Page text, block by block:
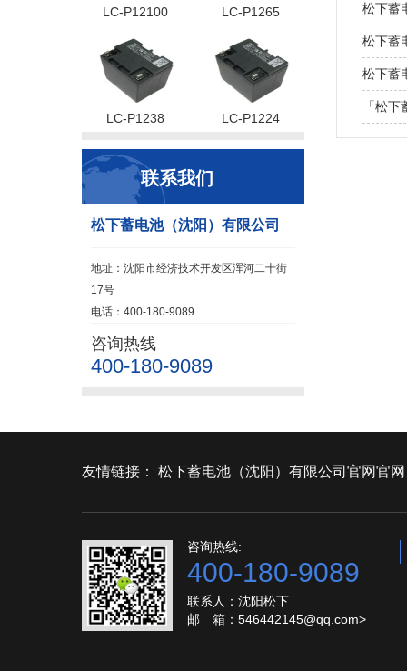
LC-P12100 LC-P1265
LC-P1238 LC-P1224
联系我们
松下蓄电池（沈阳）有限公司
地址：沈阳市经济技术开发区浑河二十街
17号
电话：400-180-9089
咨询热线
400-180-9089
松下蓄
松下蓄
松下蓄
「松
友情链接： 松下蓄电池（沈阳）有限公司官网官网
咨询热线:
400-180-9089
联系人：沈阳松下
邮 箱：546442145@qq.com>